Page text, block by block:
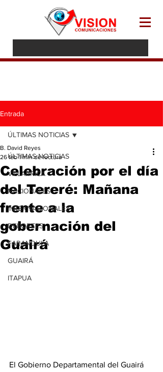
Entrada
ÚLTIMAS NOTICIAS
VILLARRICA
NACIONALES
INTERNACIONALES
DEPORTES
FARANDULA
GUAIRÁ
ITAPUA
ÚLTIMAS NOTICIAS
Celebración por el día
del Tereré: Mañana
frente a la
gobernación del
Guairá
B. David Reyes
26 feb 1 min de lectura
El Gobierno Departamental del Guairá